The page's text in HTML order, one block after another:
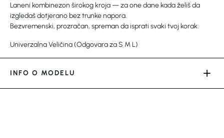
Laneni kombinezon širokog kroja — za one dane kada želiš da
izgledaš dotjerano bez trunke napora.
Bezvremenski, prozračan, spreman da isprati svaki tvoj korak.
Univerzalna Veličina (Odgovara za S M L)
INFO O MODELU